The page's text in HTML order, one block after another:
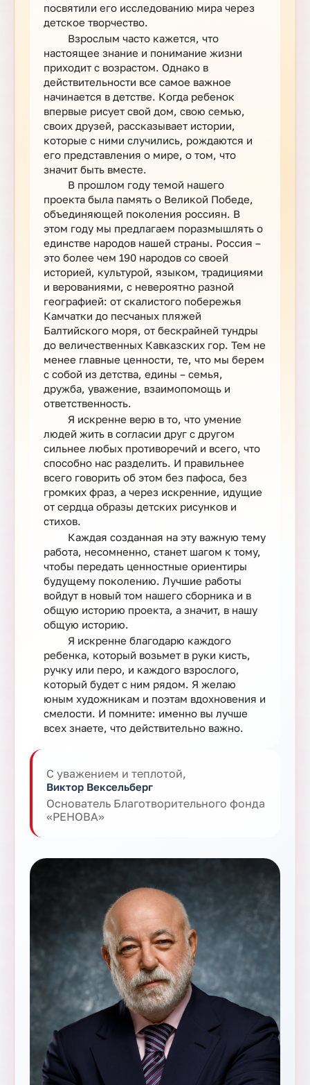
посвятили его исследованию мира через
детское творчество.
Взрослым часто кажется, что
настоящее знание и понимание жизни
приходит с возрастом. Однако в
действительности все самое важное
начинается в детстве. Когда ребенок
впервые рисует свой дом, свою семью,
своих друзей, рассказывает истории,
которые с ними случились, рождаются и
его представления о мире, о том, что
значит быть вместе.
В прошлом году темой нашего
проекта была память о Великой Победе,
объединяющей поколения россиян. В
этом году мы предлагаем поразмышлять о
единстве народов нашей страны. Россия –
это более чем 190 народов со своей
историей, культурой, языком, традициями
и верованиями, с невероятно разной
географией: от скалистого побережья
Камчатки до песчаных пляжей
Балтийского моря, от бескрайней тундры
до величественных Кавказских гор. Тем не
менее главные ценности, те, что мы берем
с собой из детства, едины – семья,
дружба, уважение, взаимопомощь и
ответственность.
Я искренне верю в то, что умение
людей жить в согласии друг с другом
сильнее любых противоречий и всего, что
способно нас разделить. И правильнее
всего говорить об этом без пафоса, без
громких фраз, а через искренние, идущие
от сердца образы детских рисунков и
стихов.
Каждая созданная на эту важную тему
работа, несомненно, станет шагом к тому,
чтобы передать ценностные ориентиры
будущему поколению. Лучшие работы
войдут в новый том нашего сборника и в
общую историю проекта, а значит, в нашу
общую историю.
Я искренне благодарю каждого
ребенка, который возьмет в руки кисть,
ручку или перо, и каждого взрослого,
который будет с ним рядом. Я желаю
юным художникам и поэтам вдохновения и
смелости. И помните: именно вы лучше
всех знаете, что действительно важно.
С уважением и теплотой,
Виктор Вексельберг
Основатель Благотворительного фонда
«РЕНОВА»